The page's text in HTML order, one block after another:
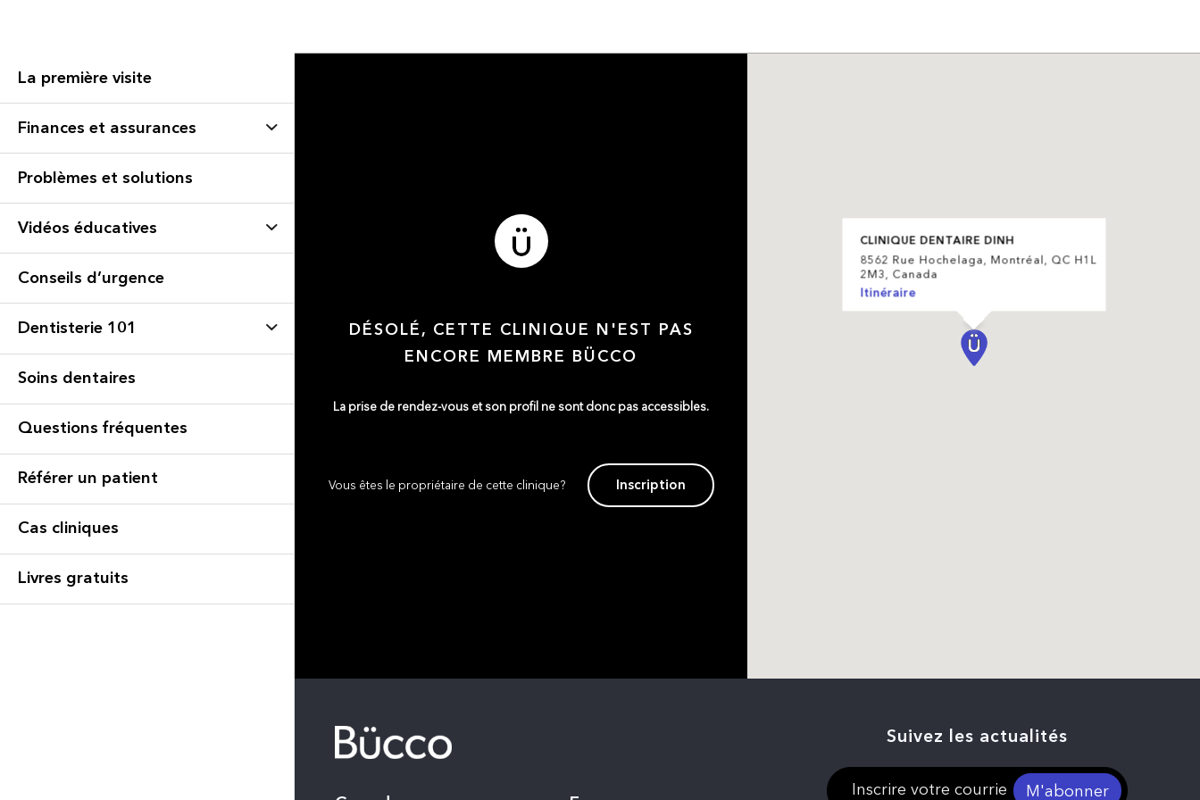
La première visite
Finances et assurances
Problèmes et solutions
Vidéos éducatives
Conseils d’urgence
Dentisterie 101
Soins dentaires
Questions fréquentes
Référer un patient
Cas cliniques
Livres gratuits
DÉSOLÉ, CETTE CLINIQUE N'EST PAS
ENCORE MEMBRE BÜCCO
La prise de rendez-vous et son profil ne sont donc pas accessibles.
Vous êtes le propriétaire de cette clinique? Inscription
CLINIQUE DENTAIRE DINH
8562 Rue Hochelaga, Montréal, QC H1L
2M3, Canada
Itinéraire
Suivez les actualités
M'abonner